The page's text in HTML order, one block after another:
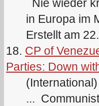
Nie wieder
in Europa im
Erstellt am
18. CP of
Parties: Down
(International)
...